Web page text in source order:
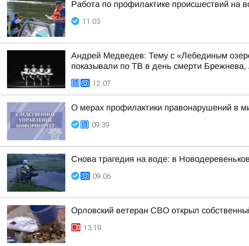
Работа по профилактике происшествий на
11:03
Андрей Медведев: Тему с «Лебединым
показывали по ТВ в день смерти Брежнева,
12:07
О мерах профилактики правонарушений в
09:39
Снова трагедия на воде: в
09:06
Орловский ветеран СВО открыл
13:19